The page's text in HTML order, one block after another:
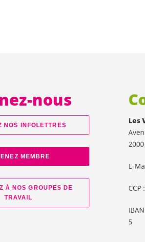
nous
NOS INFOLETTRES
MEMBRE
À NOS GROUPES DE
TRAVAIL
Les
E-
5